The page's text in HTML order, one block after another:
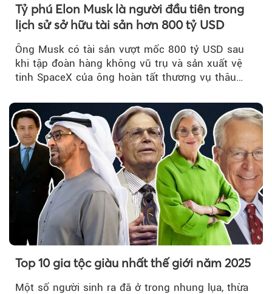
Tỷ phú Elon Musk là người đầu tiên trong
lịch sử sở hữu tài sản hơn 800 tỷ USD
Ông Musk có tài sản vượt mốc 800 tỷ USD sau
khi tập đoàn hàng không vũ trụ và sản xuất vệ
tinh SpaceX của ông hoàn tất thương vụ thâu
do ông kiểm soát.
Top 10 gia tộc giàu nhất thế giới năm 2025
Một số người sinh ra đã ở trong nhung lụa, thừa